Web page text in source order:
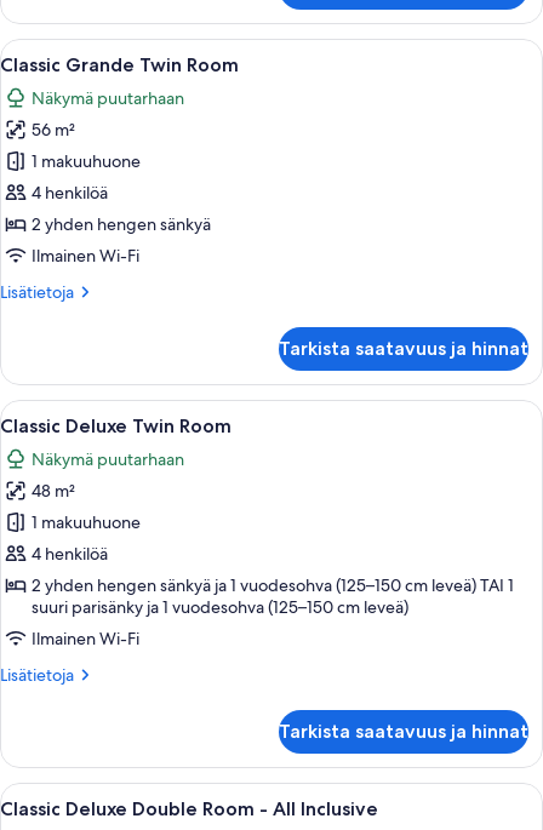
Twin
Room
Avaa
kaikki
huonetyypin
Classic
Grande
Twin
Room
kuvat
Hotellihuone, jossa on kaksi
7
Classic Grande Twin Room
Näkymä puutarhaan
56 m²
1 makuuhuone
4 henkilöä
2 yhden hengen sänkyä
Ilmainen Wi-Fi
Lisätietoja
Lisätietoja
Twin
Room
Tarkista saatavuus ja hinnat
Avaa
kaikki
huonetyypin
Classic
Deluxe
Twin
Room
kuvat
Hotellihuone, jossa on suuri sänky,
7
Classic Deluxe Twin Room
Näkymä puutarhaan
48 m²
1 makuuhuone
4 henkilöä
2 yhden hengen sänkyä ja 1 vuodesohva (125–150 cm leveä) TAI 1
suuri parisänky ja 1 vuodesohva (125–150 cm leveä)
Ilmainen Wi-Fi
Lisätietoja
Lisätietoja
Twin
Room
Tarkista saatavuus ja hinnat
Avaa
kaikki
Hotellihuone, jossa on suuri sänky,
6
Classic Deluxe Double Room - All Inclusive